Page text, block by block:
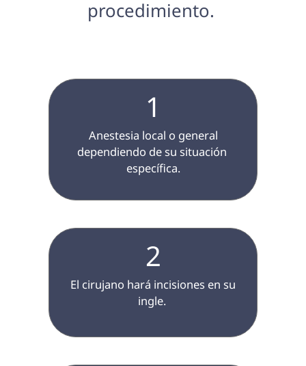
procedimiento.
1
dependiendo de su situación
específica.
2
ingle.